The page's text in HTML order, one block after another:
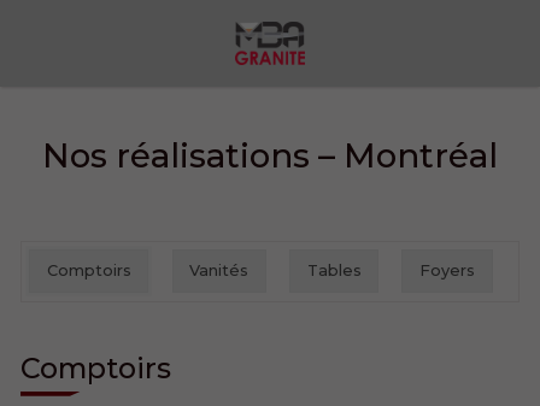
Nos réalisations – Montréal
Comptoirs Vanités Tables Foyers
Comptoirs